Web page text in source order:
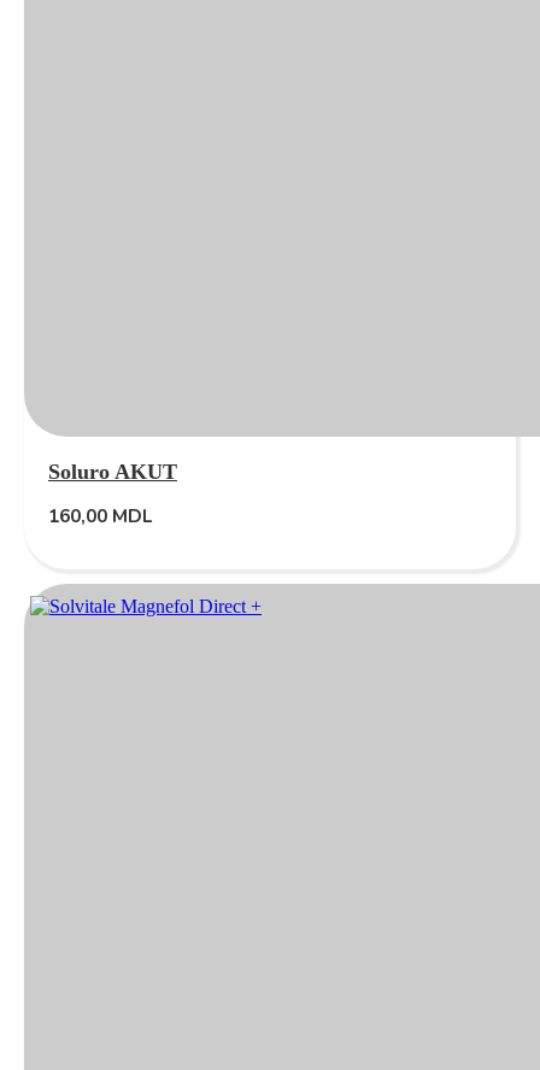
Soluro AKUT
160,00 MDL